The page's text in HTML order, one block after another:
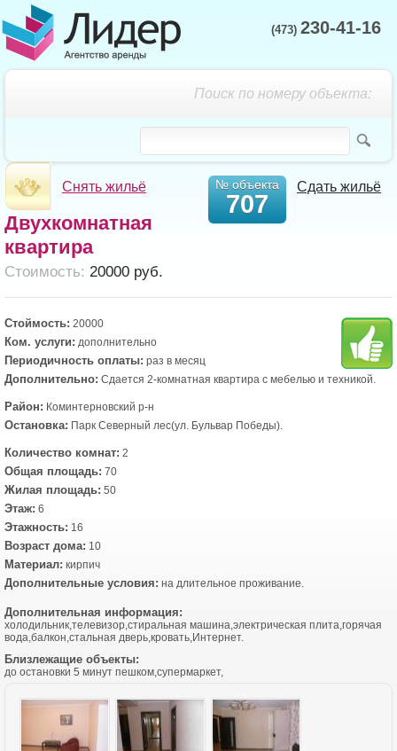
(473) 230-41-16
Поиск по номеру объекта:
Снять жильё Сдать жильё
№ объекта
707
Двухкомнатная
квартира
Cтоимость: 20000 руб.
Стоймость: 20000
Ком. услуги: дополнительно
Периодичность оплаты: раз в месяц
Дополнительно: Сдается 2-комнатная квартира с мебелью и техникой.
Район: Коминтерновский р-н
Остановка: Парк Северный лес(ул. Бульвар Победы).
Количество комнат: 2
Общая площадь: 70
Жилая площадь: 50
Этаж: 6
Этажность: 16
Возраст дома: 10
Материал: кирпич
Дополнительные условия: на длительное проживание.
Дополнительная информация:
холодильник,телевизор,стиральная машина,электрическая плита,горячая
вода,балкон,стальная дверь,кровать,Интернет.
Близлежащие объекты:
до остановки 5 минут пешком,супермаркет,